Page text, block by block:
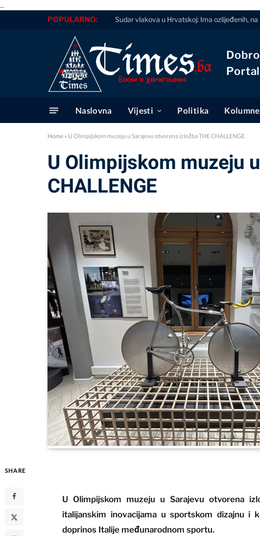
...
POPULARNO: Sudar vlakova u Hrvatskoj: Ima ozlijeđenih,
Portal
Naslovna Vijesti Politika Kolumne
Home » U Olimpijskom muzeju u Sarajevu otvorena izložba THE CHALLENGE
U Olimpijskom muzeju
CHALLENGE
SHARE
U Olimpijskom muzeju u Sarajevu otvorena
italijanskim inovacijama u sportskom dizajnu i
doprinos Italije međunarodnom sportu.